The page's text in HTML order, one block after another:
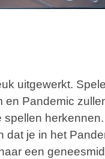
uitgewerkt.
en Pandemic
dat je in het
een